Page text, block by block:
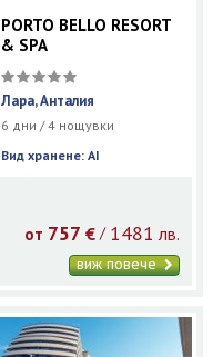
PORTO BELLO RESORT
& SPA
Лара, Анталия
6 дни / 4 нощувки
Вид хранене: AI
от 757 € / 1481 лв.
виж повече